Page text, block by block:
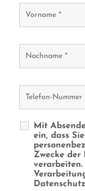
Mit
ein, dass
Zwecke